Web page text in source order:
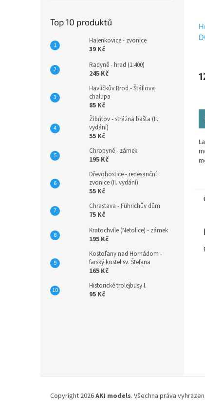
Top 10 produktů
Halenkovice - zvonice
39 Kč
Radyně - hrad (1:400)
245 Kč
Havlíčkův Brod - Štáflova
chalupa
85 Kč
Žibritov - strážna bašta (II.
vydání)
55 Kč
Chropyně - zámek
195 Kč
Dřevohostice - renesanční
zvonice (II. vydání)
55 Kč
Chrastava - Führichův dům
75 Kč
Kratochvíle (Netolice) - zámek
195 Kč
Kostoľany nad Hornádom -
farský kostel sv. Štefana
165 Kč
Historické trolejbusy I.
95 Kč
Copyright 2026AKI models. Všechna práva